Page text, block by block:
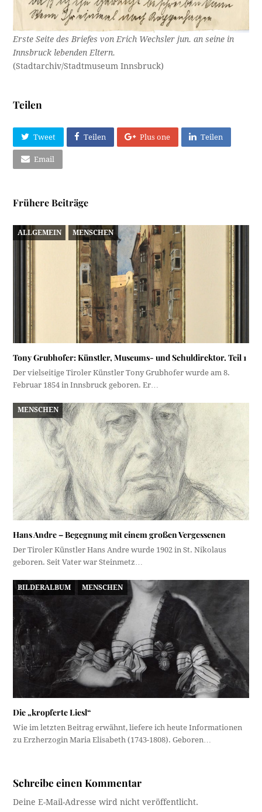
Erste Seite des Briefes von Erich Wechsler jun. an seine in
Innsbruck lebenden Eltern.
(Stadtarchiv/Stadtmuseum Innsbruck)
Teilen
Tweet Teilen Plus one Teilen
Email
Frühere Beiträge
ALLGEMEIN MENSCHEN
Tony Grubhofer: Künstler, Museums- und Schuldirektor. Teil 1
Der vielseitige Tiroler Künstler Tony Grubhofer wurde am 8.
Februar 1854 in Innsbruck geboren. Er…
MENSCHEN
Hans Andre – Begegnung mit einem großen Vergessenen
Der Tiroler Künstler Hans Andre wurde 1902 in St. Nikolaus
geboren. Seit Vater war Steinmetz…
BILDERALBUM MENSCHEN
Die „kropferte Liesl“
Wie im letzten Beitrag erwähnt, liefere ich heute Informationen
zu Erzherzogin Maria Elisabeth (1743-1808). Geboren…
Schreibe einen Kommentar
Deine E-Mail-Adresse wird nicht veröffentlicht.